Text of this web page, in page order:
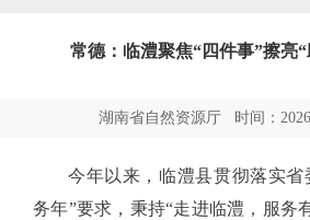
常德：临澧聚焦“四件事”擦亮
湖南省自然资源厅 时间：
今年以来，临澧县贯彻落实省
务年”要求，秉持“走进临澧，服务